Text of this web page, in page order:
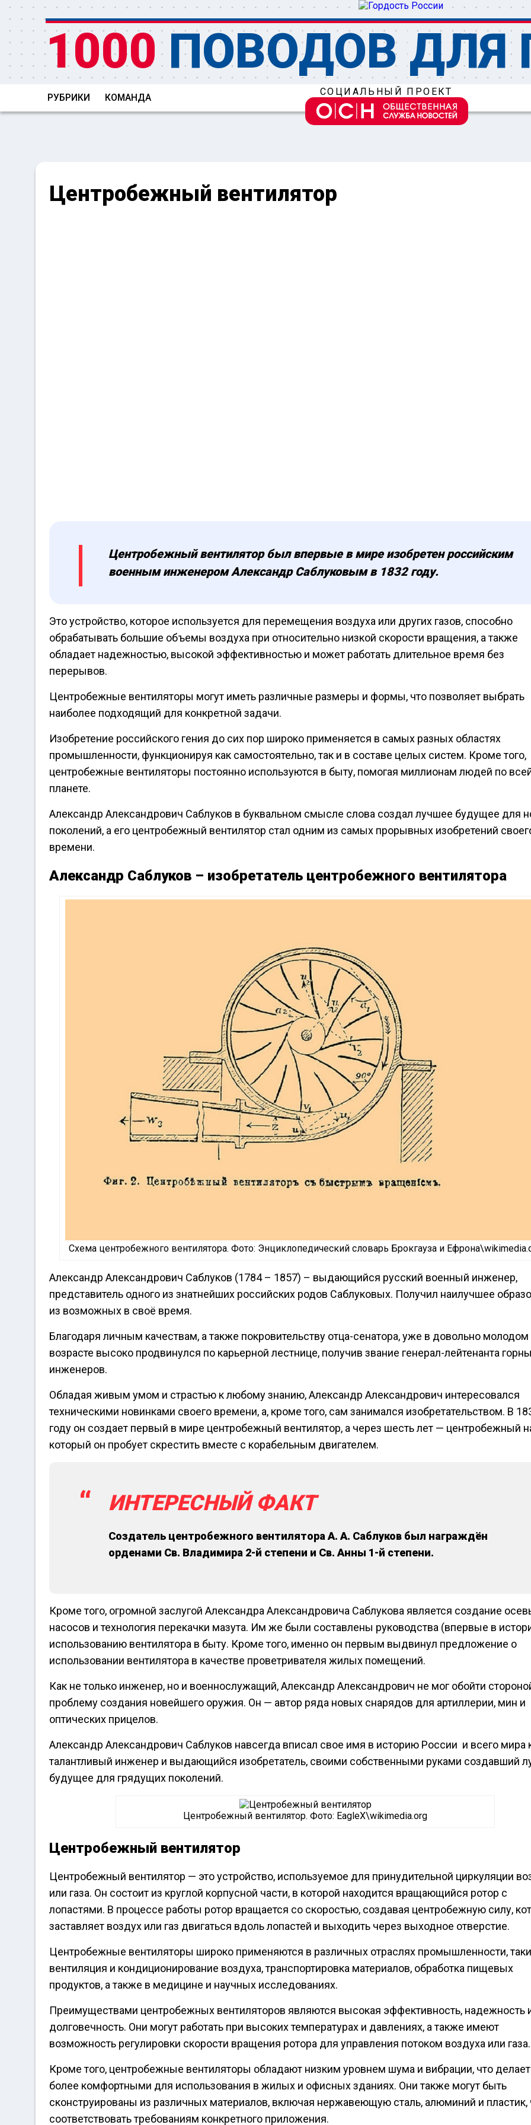
1000ПОВОДОВ ДЛЯ
РУБРИКИ КОМАНДА
СОЦИАЛЬНЫЙ ПРОЕКТ
Центробежный вентилятор
Центробежный вентилятор был впервые в мире изобретен российским
военным инженером Александр Саблуковым в 1832 году.
Это устройство, которое используется для перемещения воздуха или других газов, способно
обрабатывать большие объемы воздуха при относительно низкой скорости вращения, а также
обладает надежностью, высокой эффективностью и может работать длительное время без
перерывов.
Центробежные вентиляторы могут иметь различные размеры и формы, что позволяет выбрать
наиболее подходящий для конкретной задачи.
Изобретение российского гения до сих пор широко применяется в самых разных областях
промышленности, функционируя как самостоятельно, так и в составе целых систем. Кроме того,
центробежные вентиляторы постоянно используются в быту, помогая миллионам людей по
планете.
Александр Александрович Саблуков в буквальном смысле слова создал лучшее будущее для
поколений, а его центробежный вентилятор стал одним из самых прорывных изобретений
времени.
Александр Саблуков – изобретатель центробежного вентилятора
Схема центробежного вентилятора. Фото: Энциклопедический словарь Брокгауза и
Александр Александрович Саблуков (1784 – 1857) – выдающийся русский военный инженер,
представитель одного из знатнейших российских родов Саблуковых. Получил наилучшее
из возможных в своё время.
Благодаря личным качествам, а также покровительству отца-сенатора, уже в довольно молодом
возрасте высоко продвинулся по карьерной лестнице, получив звание генерал-лейтенанта
инженеров.
Обладая живым умом и страстью к любому знанию, Александр Александрович интересовался
техническими новинками своего времени, а, кроме того, сам занимался изобретательством. В
году он создает первый в мире центробежный вентилятор, а через шесть лет — центробежный
который он пробует скрестить вместе с корабельным двигателем.
ИНТЕРЕСНЫЙ ФАКТ
Создатель центробежного вентилятора А. А. Саблуков был награждён
орденами Св. Владимира 2-й степени и Св. Анны 1-й степени.
Кроме того, огромной заслугой Александра Александровича Саблукова является создание
насосов и технология перекачки мазута. Им же были составлены руководства (впервые в
использованию вентилятора в быту. Кроме того, именно он первым выдвинул предложение о
использовании вентилятора в качестве проветривателя жилых помещений.
Как не только инженер, но и военнослужащий, Александр Александрович не мог обойти
проблему создания новейшего оружия. Он — автор ряда новых снарядов для артиллерии, мин и
оптических прицелов.
Александр Александрович Саблуков навсегда вписал свое имя в историю России и всего мира
талантливый инженер и выдающийся изобретатель, своими собственными руками создавший
будущее для грядущих поколений.
Центробежный вентилятор. Фото: EagleX\wikimedia.org
Центробежный вентилятор
Центробежный вентилятор — это устройство, используемое для принудительной циркуляции
или газа. Он состоит из круглой корпусной части, в которой находится вращающийся ротор с
лопастями. В процессе работы ротор вращается со скоростью, создавая центробежную силу,
заставляет воздух или газ двигаться вдоль лопастей и выходить через выходное отверстие.
Центробежные вентиляторы широко применяются в различных отраслях промышленности,
вентиляция и кондиционирование воздуха, транспортировка материалов, обработка пищевых
продуктов, а также в медицине и научных исследованиях.
Преимуществами центробежных вентиляторов являются высокая эффективность, надежность
долговечность. Они могут работать при высоких температурах и давлениях, а также имеют
возможность регулировки скорости вращения ротора для управления потоком воздуха или газа.
Кроме того, центробежные вентиляторы обладают низким уровнем шума и вибрации, что
более комфортными для использования в жилых и офисных зданиях. Они также могут быть
сконструированы из различных материалов, включая нержавеющую сталь, алюминий и пластик,
соответствовать требованиям конкретного приложения.